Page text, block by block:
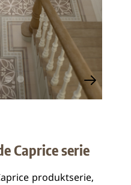
Caprice serie
produktserie,